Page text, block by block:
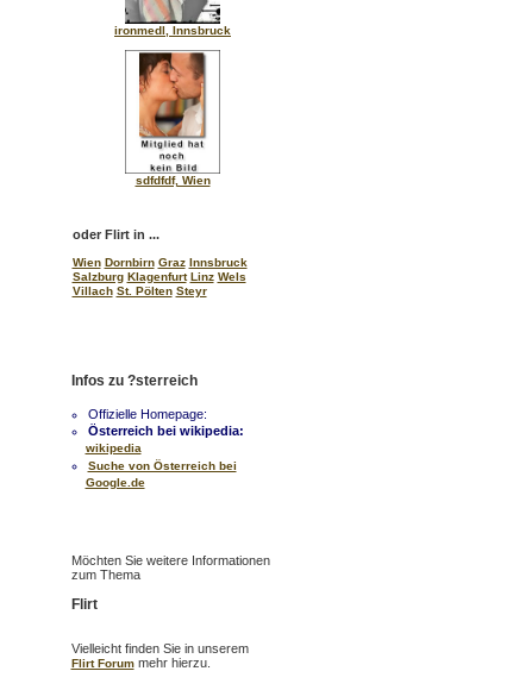
ironmedl, Innsbruck
sdfdfdf, Wien
oder Flirt in ...
Wien Dornbirn Graz Innsbruck
Salzburg Klagenfurt Linz Wels
Villach St. Pölten Steyr
Infos zu ?sterreich
Offizielle Homepage:
Österreich bei wikipedia:
wikipedia
Suche von Österreich bei
Google.de
Möchten Sie weitere Informationen
zum Thema
Flirt
Vielleicht finden Sie in unserem
Flirt Forummehr hierzu.